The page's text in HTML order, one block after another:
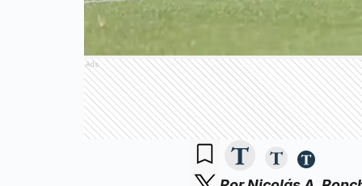
Ads